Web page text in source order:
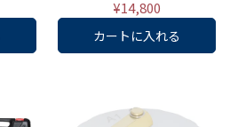
¥14,800
カートに入れる